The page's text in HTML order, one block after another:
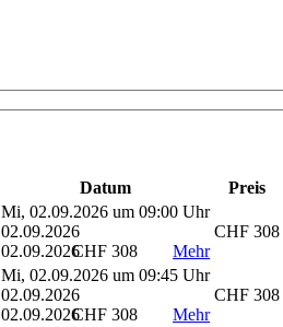
Datum Preis
Mi, 02.09.2026 um 09:00 Uhr
02.09.2026
02.09.2026CHF 308 Mehr
CHF 308
Mi, 02.09.2026 um 09:45 Uhr
02.09.2026
02.09.2026CHF 308 Mehr
CHF 308